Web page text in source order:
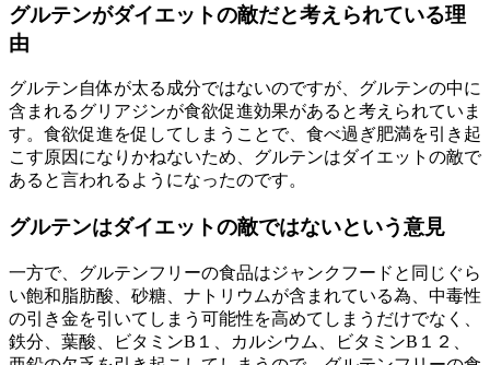
グルテンがダイエットの敵だと考えられている理
由
グルテン自体が太る成分ではないのですが、グルテンの中に
含まれるグリアジンが食欲促進効果があると考えられていま
す。食欲促進を促してしまうことで、食べ過ぎ肥満を引き起
こす原因になりかねないため、グルテンはダイエットの敵で
あると言われるようになったのです。
グルテンはダイエットの敵ではないという意見
一方で、グルテンフリーの食品はジャンクフードと同じぐら
い飽和脂肪酸、砂糖、ナトリウムが含まれている為、中毒性
の引き金を引いてしまう可能性を高めてしまうだけでなく、
鉄分、葉酸、ビタミンB１、カルシウム、ビタミンB１２、